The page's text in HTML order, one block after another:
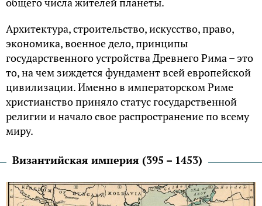
Архитектура, строительство, искусство, право,
экономика, военное дело, принципы
государственного устройства Древнего Рима – это
то, на чем зиждется фундамент всей европейской
цивилизации. Именно в императорском Риме
христианство приняло статус государственной
религии и начало свое распространение по всему
миру.
Византийская империя (395 – 1453)